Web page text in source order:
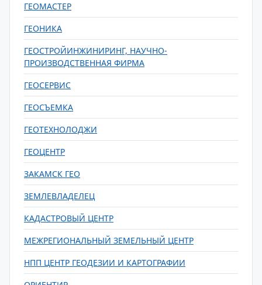
ГЕОМАСТЕР
ГЕОНИКА
ГЕОСТРОЙИНЖИНИРИНГ, НАУЧНО-
ПРОИЗВОДСТВЕННАЯ ФИРМА
ГЕОСЕРВИС
ГЕОСЪЕМКА
ГЕОТЕХНОЛОДЖИ
ГЕОЦЕНТР
ЗАКАМСК ГЕО
ЗЕМЛЕВЛАДЕЛЕЦ
КАДАСТРОВЫЙ ЦЕНТР
МЕЖРЕГИОНАЛЬНЫЙ ЗЕМЕЛЬНЫЙ ЦЕНТР
НПП ЦЕНТР ГЕОДЕЗИИ И КАРТОГРАФИИ